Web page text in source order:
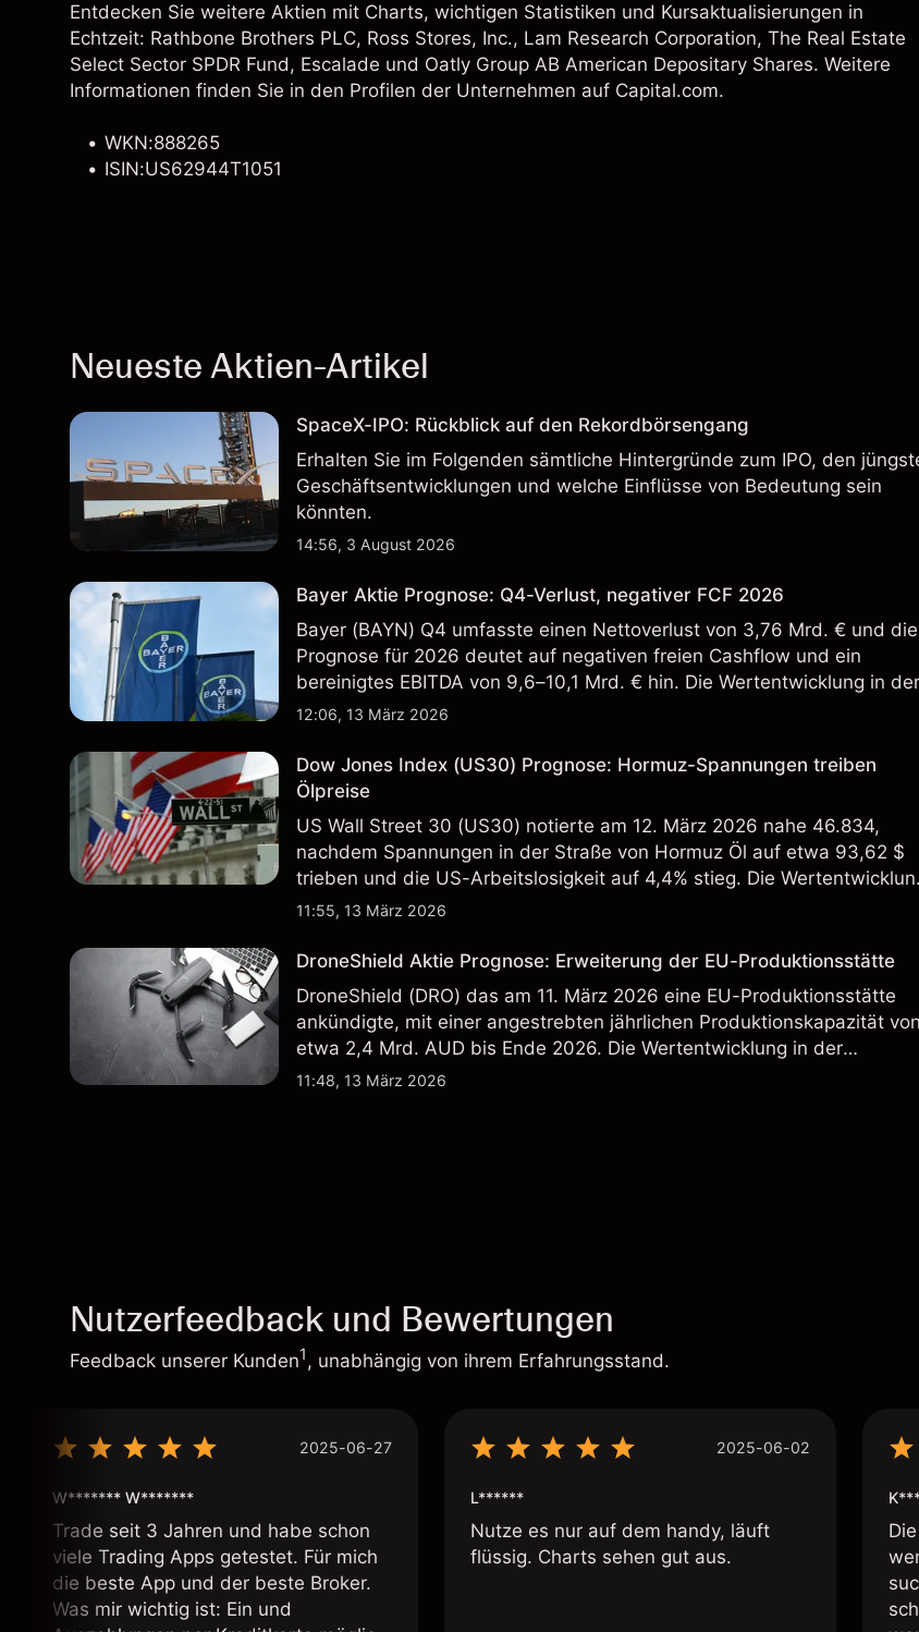
Entdecken Sie weitere Aktien mit Charts, wichtigen Statistiken und Kursaktualisierungen in
Echtzeit: Rathbone Brothers PLC, Ross Stores, Inc., Lam Research Corporation, The Real Estate
Select Sector SPDR Fund, Escalade und Oatly Group AB American Depositary Shares. Weitere
Informationen finden Sie in den Profilen der Unternehmen auf Capital.com.
WKN:888265
ISIN:US62944T1051
Neueste Aktien-Artikel
SpaceX-IPO: Rückblick auf den Rekordbörsengang
Erhalten Sie im Folgenden sämtliche Hintergründe zum IPO, den
Geschäftsentwicklungen und welche Einflüsse von Bedeutung sein
könnten.
14:56, 3 August 2026
Bayer Aktie Prognose: Q4-Verlust, negativer FCF 2026
Bayer (BAYN) Q4 umfasste einen Nettoverlust von 3,76 Mrd. € und die
Prognose für 2026 deutet auf negativen freien Cashflow und ein
bereinigtes EBITDA von 9,6–10,1 Mrd. € hin. Die Wertentwicklung in der
Vergangenheit ist kein verlässlicher Indikator für zukünftige Ergebnisse.
12:06, 13 März 2026
Dow Jones Index (US30) Prognose: Hormuz-Spannungen treiben
Ölpreise
US Wall Street 30 (US30) notierte am 12. März 2026 nahe 46.834,
nachdem Spannungen in der Straße von Hormuz Öl auf etwa 93,62 $
trieben und die US-Arbeitslosigkeit auf 4,4% stieg. Die
in der Vergangenheit ist kein verlässlicher Indikator für zukünftige
11:55, 13 März 2026
DroneShield Aktie Prognose: Erweiterung der EU-Produktionsstätte
DroneShield (DRO) das am 11. März 2026 eine EU-Produktionsstätte
ankündigte, mit einer angestrebten jährlichen Produktionskapazität von
etwa 2,4 Mrd. AUD bis Ende 2026. Die Wertentwicklung in der
Vergangenheit ist kein verlässlicher Indikator für zukünftige Ergebnisse.
11:48, 13 März 2026
Nutzerfeedback und Bewertungen
Feedback unserer Kunden1, unabhängig von ihrem Erfahrungsstand.
2025-06-27
W******* W*******
Trade seit 3 Jahren und habe schon
viele Trading Apps getestet. Für mich
die beste App und der beste Broker.
Was mir wichtig ist: Ein und
2025-06-02
L******
Nutze es nur auf dem handy, läuft
flüssig. Charts sehen gut aus.